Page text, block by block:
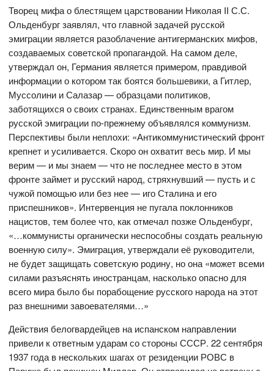
Творец мифа о блестящем царствовании Николая II С.С.
Ольденбург заявлял, что главной задачей русской
эмиграции является разоблачение антигерманских мифов,
создаваемых советской пропагандой. На самом деле,
утверждал он, Германия является примером, правдивой
информации о котором так боятся большевики, а Гитлер,
Муссолини и Салазар — образцами политиков,
заботящихся о своих странах. Единственным врагом
русской эмиграции по-прежнему объявлялся коммунизм.
Перспективы были неплохи: «Антикоммунистический фронт
крепнет и усиливается. Скоро он охватит весь мир. И мы
верим — и мы знаем — что не последнее место в этом
фронте займет и русский народ, стряхнувший — пусть и с
чужой помощью или без нее — иго Сталина и его
приспешников». Интервенция не пугала поклонников
нацистов, тем более что, как отмечал позже Ольденбург,
«…коммунисты органически неспособны создать реальную
военную силу». Эмиграция, утверждали её руководители,
не будет защищать советскую родину, но она «может всеми
силами разъяснять иностранцам, насколько опасно для
всего мира было бы порабощение русского народа на этот
раз внешними завоевателями…»
Действия белогвардейцев на испанском направлении
привели к ответным ударам со стороны СССР. 22 сентября
1937 года в нескольких шагах от резиденции РОВС в